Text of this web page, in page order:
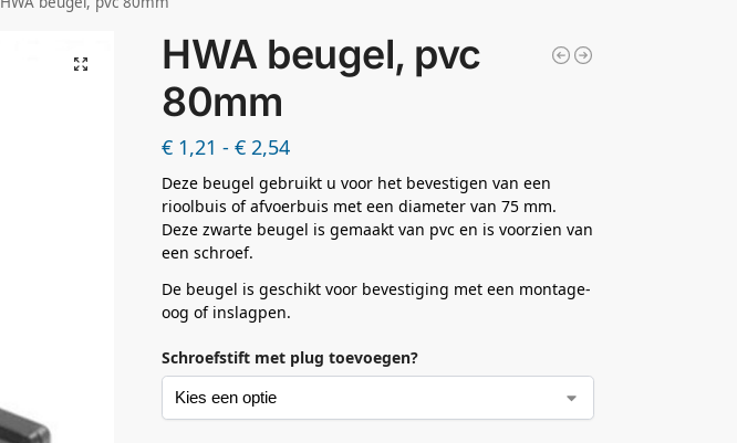
HWA beugel, pvc
80mm
€ 1,21 - € 2,54
Deze beugel gebruikt u voor het bevestigen van een
rioolbuis of afvoerbuis met een diameter van 75 mm.
Deze zwarte beugel is gemaakt van pvc en is voorzien van
een schroef.
De beugel is geschikt voor bevestiging met een montage-
oog of inslagpen.
Schroefstift met plug toevoegen?